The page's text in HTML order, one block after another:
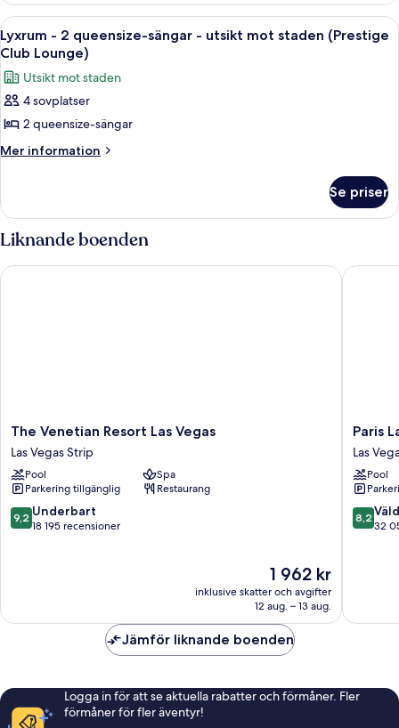
(Strip
View)
queensize-
sängar
View)
Öppna
alla
foton
för
Lyxrum
-
2
-
utsikt
mot
staden
8
Lyxrum - 2 queensize-sängar - utsikt mot staden (Prestige
Club Lounge)
Utsikt mot staden
4 sovplatser
2 queensize-sängar
Mer information
Mer
-
queensize-
-
Se priser
Liknande boenden
The
Venetian
Resort
Las
Vegas
Las
Vegas
The Venetian Resort Las Vegas
Las Vegas Strip
Pool
Spa
Parkering tillgänglig
Restaurang
9.2
av
9,2 Underbart
18 195 recensioner
Priset
är
1 962 kr
1 962 kr
inklusive skatter och avgifter
12 aug. – 13 aug.
The Venetian Resort Las Vegas
Paris
Las
Vegas
Resort
&
Casino
Las
Paris
Las
Pool
8.2
av
8,2
32
Paris
Jämför liknande boenden
Logga in för att se aktuella rabatter och förmåner. Fler
förmåner för fler äventyr!